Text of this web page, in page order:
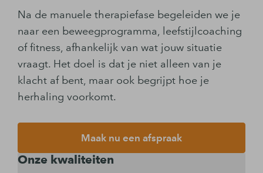
Na de manuele therapiefase begeleiden we je
naar een beweegprogramma, leefstijlcoaching
of fitness, afhankelijk van wat jouw situatie
vraagt. Het doel is dat je niet alleen van je
klacht af bent, maar ook begrijpt hoe je
herhaling voorkomt.
Maak nu een afspraak
Onze kwaliteiten